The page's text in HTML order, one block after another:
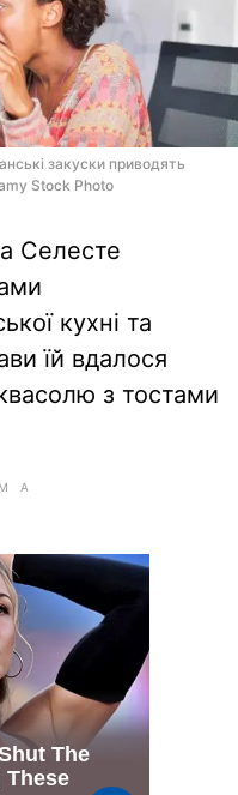
закуски приводять
Stock Photo
Селесте
кухні та
їй вдалося
з тостами